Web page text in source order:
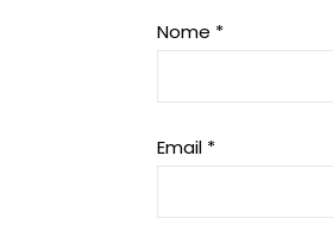
Nome *
Email *